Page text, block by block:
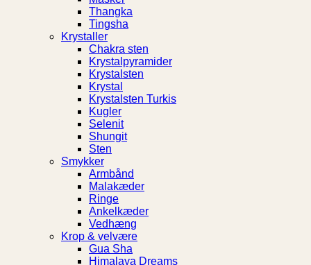
Thangka
Tingsha
Krystaller
Chakra sten
Krystalpyramider
Krystalsten
Krystal
Krystalsten Turkis
Kugler
Selenit
Shungit
Sten
Smykker
Armbånd
Malakæder
Ringe
Ankelkæder
Vedhæng
Krop & velvære
Gua Sha
Himalaya Dreams